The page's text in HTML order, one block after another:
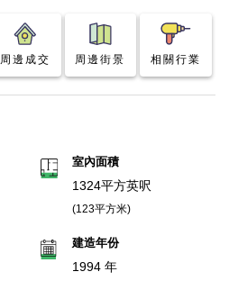
周邊成交 周邊街景 相關行業
室內面積
1324平方英呎
(123平方米)
建造年份
1994 年